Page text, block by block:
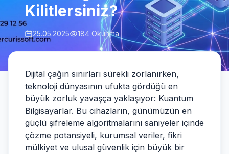
Kilitlersiniz?
25.05.2025 184 Okunma
Dijital çağın sınırları sürekli zorlanırken,
teknoloji dünyasının ufukta gördüğü en
büyük zorluk yavaşça yaklaşıyor: Kuantum
Bilgisayarlar. Bu cihazların, günümüzün en
güçlü şifreleme algoritmalarını saniyeler içinde
çözme potansiyeli, kurumsal veriler, fikri
mülkiyet ve ulusal güvenlik için büyük bir